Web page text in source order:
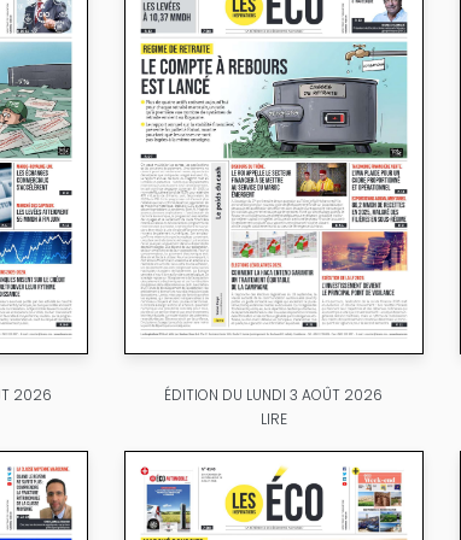
2026
ÉDITION DU LUNDI 3 AOÛT 2026
LIRE